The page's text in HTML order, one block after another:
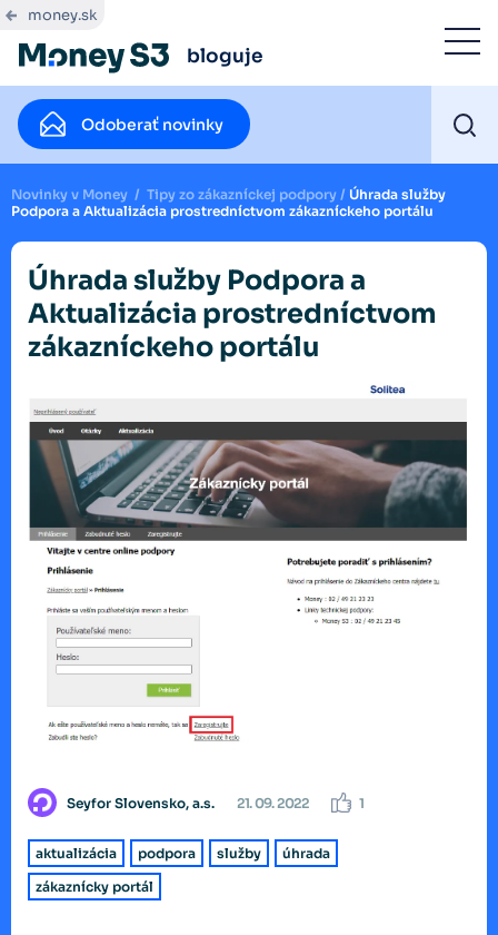
money.sk
bloguje
Odoberať novinky
Novinky v Money / Tipy zo zákazníckej podpory / Úhrada služby
Podpora a Aktualizácia prostredníctvom zákazníckeho portálu
Úhrada služby Podpora a
Aktualizácia prostredníctvom
zákazníckeho portálu
Seyfor Slovensko, a.s. 21. 09. 2022 1
aktualizácia podpora služby
úhrada
zákaznícky portál